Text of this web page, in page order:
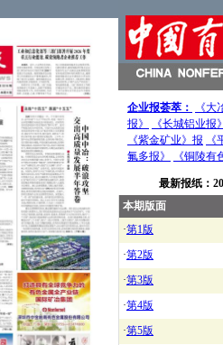
企业报荟萃： 《大
报》
《长城铝业报》
《紫金矿业》报
氟多报》
《铜陵有
最新报纸：
本期版面
·第1版
·第2版
·第3版
·第4版
·第5版